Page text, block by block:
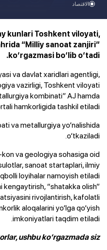
الاقتصاد
kunlari Toshkent viloyati,
“Milliy sanoat zanjiri”
ko‘rgazmasi bo‘lib o‘tadi.
va davlat xaridlari agentligi,
vazirligi, Toshkent viloyati
kombinati” AJ hamda
hamkorligida tashkil etiladi.
va metallurgiya yo‘nalishida
o‘tkaziladi.
va geologiya sohasiga oid
sanoat startaplari, ilmiy
loyihalar namoyish etiladi.
“shatakka olish”
rivojlantirish, kafolatli
aloqalarini yo‘lga qo‘yish
imkoniyatlari taqdim etiladi.
ushbu ko‘rgazmada siz: